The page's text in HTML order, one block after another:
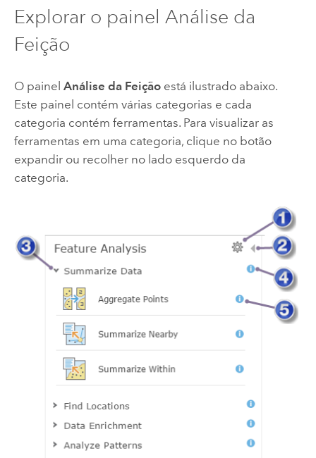
Explorar o painel Análise da
Feição
O painel Análise da Feiçãoestá ilustrado abaixo.
Este painel contém várias categorias e cada
categoria contém ferramentas. Para visualizar as
ferramentas em uma categoria, clique no botão
expandir ou recolher no lado esquerdo da
categoria.